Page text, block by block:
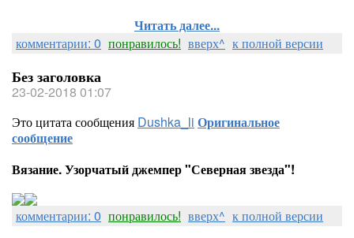
Читать далее...
комментарии: 0 понравилось! вверх^ к полной версии
Без заголовка
23-02-2018 01:07
Это цитата сообщения Dushka_li Оригинальное
сообщение
Вязание. Узорчатый джемпер "Северная звезда"!
комментарии: 0 понравилось! вверх^ к полной версии